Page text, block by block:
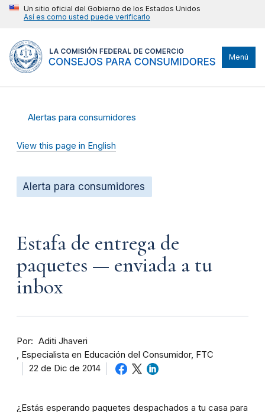
Un sitio oficial del Gobierno de los Estados Unidos
Así es como usted puede verificarlo
Menú
Alertas para consumidores
View this page in English
Alerta para consumidores
Estafa de entrega de
paquetes — enviada a tu
inbox
Por
Aditi Jhaveri
Especialista en Educación del Consumidor, FTC
22 de Dic de 2014
¿Estás esperando paquetes despachados a tu casa para